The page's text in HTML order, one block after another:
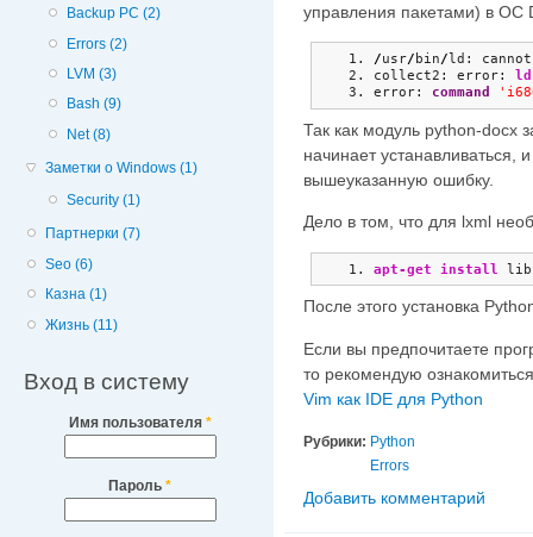
Backup PC (2)
Errors (2)
LVM (3)
Bash (9)
Net (8)
Заметки о Windows (1)
Security (1)
Партнерки (7)
Seo (6)
Казна (1)
Жизнь (11)
Вход в систему
Имя пользователя *
Пароль *
управления пакетами) в ОС
/usr/ bin/ld:
collect2: error: ld
error:
command
Так как модуль python-docx
начинает устанавливаться,
вышеуказанную ошибку.
Дело в том, что для lxml
apt-get install
После этого установка
Если вы предпочитаете
то рекомендую
Vim как IDE для Python
Рубрики: Python
Errors
Добавить комментарий